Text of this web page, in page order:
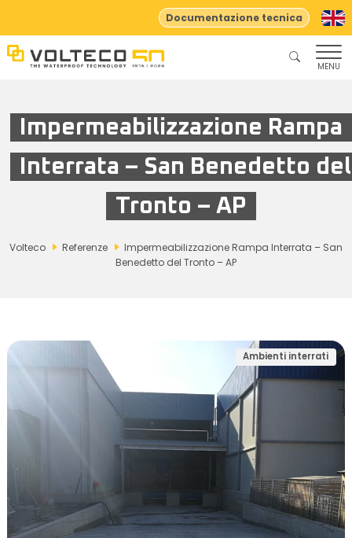
Documentazione tecnica
MENU
Impermeabilizzazione Rampa
Interrata – San Benedetto del
Tronto – AP
Volteco Referenze
Impermeabilizzazione Rampa Interrata – San
Benedetto del Tronto – AP
Ambienti interrati